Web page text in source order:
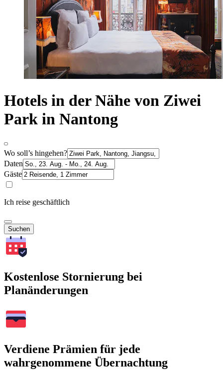
Hotels in der Nähe von Ziwei
Park in Nantong
Wo soll’s hingehen?
Daten
Gäste
Ich reise geschäftlich
Suchen
Kostenlose Stornierung bei
Planänderungen
Verdiene Prämien für jede
wahrgenommene Übernachtung